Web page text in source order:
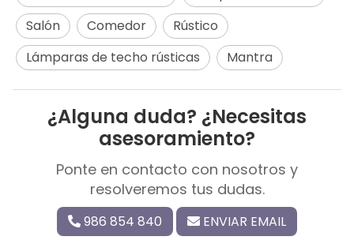
Salón
Comedor
Rústico
Lámparas de techo rústicas
Mantra
¿Alguna duda? ¿Necesitas
asesoramiento?
Ponte en contacto con nosotros y
resolveremos tus dudas.
986 854 840 ENVIAR EMAIL